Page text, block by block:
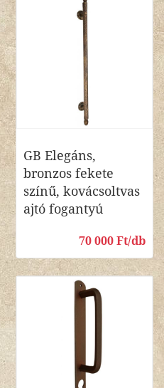
GB Elegáns,
bronzos fekete
színű, kovácsoltvas
ajtó fogantyú
70 000 Ft/db